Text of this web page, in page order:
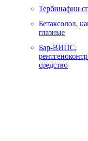
Тербинафин
Бетаксолол,
глазные
Бар-ВИПС,
средство